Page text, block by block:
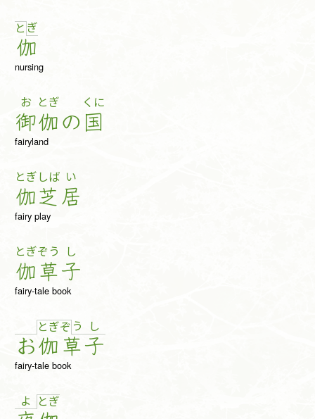
と ぎ
伽
nursing
お
御
とぎ
伽の
くに
国
fairyland
とぎ
伽
しば
芝
い
居
fairy play
とぎ
伽
ぞう
草
し
子
fairy-tale book
お
と ぎ
伽
ぞ う
草
し
子
fairy-tale book
よ と ぎ